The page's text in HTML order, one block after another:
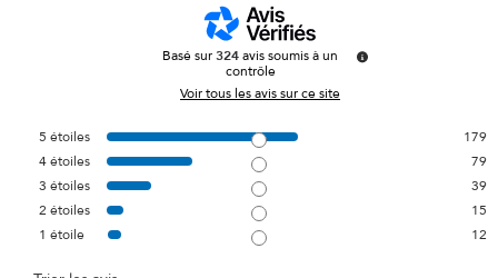
Basé sur324avis soumis à un
contrôle
Voir tous les avis sur ce site
5 étoiles
179
4étoiles
79
3 étoiles
39
2 étoiles
15
1 étoile 12